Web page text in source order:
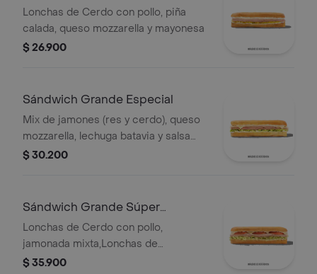
Lonchas de Cerdo con pollo, piña
calada, queso mozzarella y mayonesa
$ 26.900
Sándwich Grande Especial
Mix de jamones (res y cerdo), queso
mozzarella, lechuga batavia y salsa
Qbano.
$ 30.200
Sándwich Grande Súper
Especial
Lonchas de Cerdo con pollo,
jamonada mixta,Lonchas de
cerdo,cordero y res,
$ 35.900